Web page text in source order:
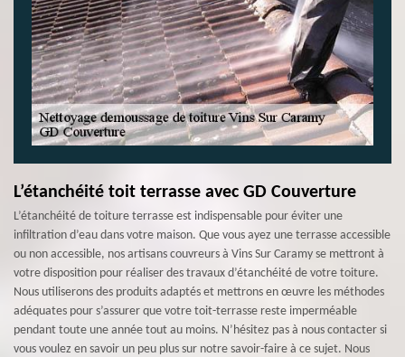
L’étanchéité toit terrasse avec GD Couverture
L’étanchéité de toiture terrasse est indispensable pour éviter une
infiltration d’eau dans votre maison. Que vous ayez une terrasse accessible
ou non accessible, nos artisans couvreurs à Vins Sur Caramy se mettront à
votre disposition pour réaliser des travaux d’étanchéité de votre toiture.
Nous utiliserons des produits adaptés et mettrons en œuvre les méthodes
adéquates pour s’assurer que votre toit-terrasse reste imperméable
pendant toute une année tout au moins. N’hésitez pas à nous contacter si
vous voulez en savoir un peu plus sur notre savoir-faire à ce sujet. Nous